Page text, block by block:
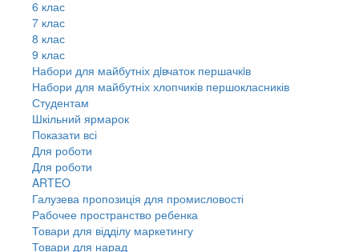
6 клас
7 клас
8 клас
9 клас
Набори для майбутніх дiвчаток першачкiв
Набори для майбутніх хлопчиків першокласників
Студентам
Шкільний ярмарок
Показати всі
Для роботи
Для роботи
ARTEO
Галузева пропозиція для промисловості
Рабочее пространство ребенка
Товари для відділу маркетингу
Товари для нарад